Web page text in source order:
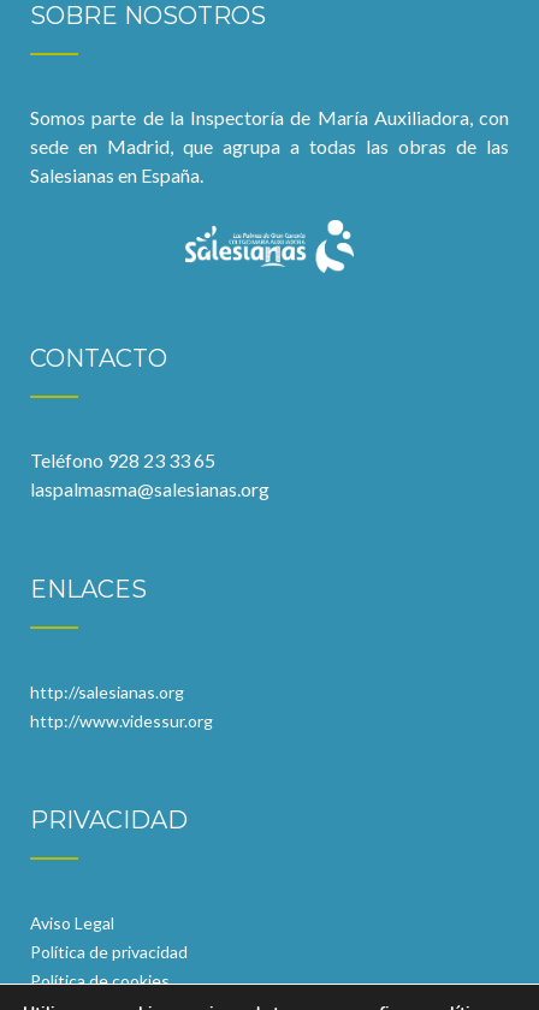
SOBRE NOSOTROS
Somos parte de la Inspectoría de María Auxiliadora, con
sede en Madrid, que agrupa a todas las obras de las
Salesianas en España.
CONTACTO
Teléfono 928 23 33 65
laspalmasma@salesianas.org
ENLACES
http://salesianas.org
http://www.videssur.org
PRIVACIDAD
Aviso Legal
Política de privacidad
Política de cookies